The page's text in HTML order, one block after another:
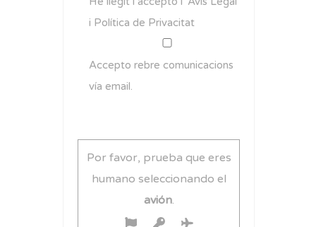
i Política de Privacitat
Accepto rebre comunicacions
vía email.
Por favor, prueba que eres
humano seleccionando el
avión.